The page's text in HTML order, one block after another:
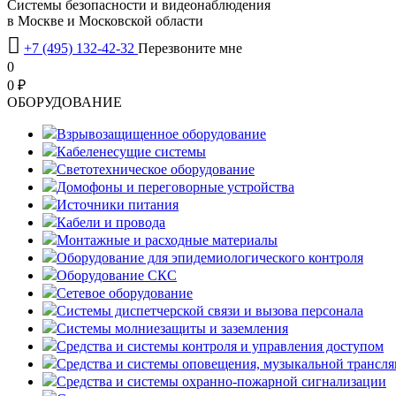
Системы безопасности и видеонаблюдения
в Москве и Московской области
 +7 (495) 132-42-32 Перезвоните мне
0
0 ₽
OБОРУДОВАНИЕ
Взрывозащищенное оборудование
Кабеленесущие системы
Светотехническое оборудование
Домофоны и переговорные устройства
Источники питания
Кабели и провода
Монтажные и расходные материалы
Оборудование для эпидемиологического контроля
Оборудование СКС
Сетевое оборудование
Системы диспетчерской связи и вызова персонала
Системы молниезащиты и заземления
Средства и системы контроля и управления доступом
Средства и системы оповещения, музыкальной
Средства и системы охранно-пожарной сигнализации